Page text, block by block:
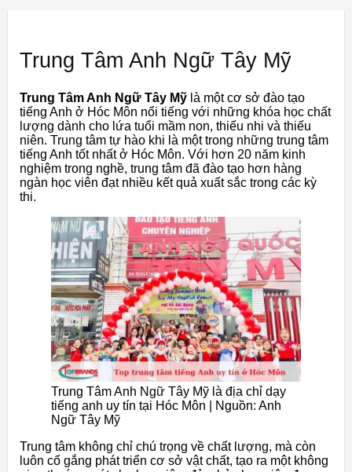
Trung Tâm Anh Ngữ Tây Mỹ
Trung Tâm Anh Ngữ Tây Mỹ là một cơ sở đào tạo
tiếng Anh ở Hóc Môn nổi tiếng với những khóa học chất
lượng dành cho lứa tuổi mầm non, thiếu nhi và thiếu
niên. Trung tâm tự hào khi là một trong những trung tâm
tiếng Anh tốt nhất ở Hóc Môn. Với hơn 20 năm kinh
nghiệm trong nghề, trung tâm đã đào tạo hơn hàng
ngàn học viên đạt nhiều kết quả xuất sắc trong các kỳ
thi.
Trung Tâm Anh Ngữ Tây Mỹ là địa chỉ dạy
tiếng anh uy tín tại Hóc Môn | Nguồn: Anh
Ngữ Tây Mỹ
Trung tâm không chỉ chú trọng về chất lượng, mà còn
luôn cố gắng phát triển cơ sở vật chất, tạo ra một không